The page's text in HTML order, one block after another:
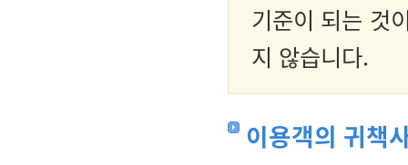
기준이 되는 것
지 않습니다.
이용객의 귀책